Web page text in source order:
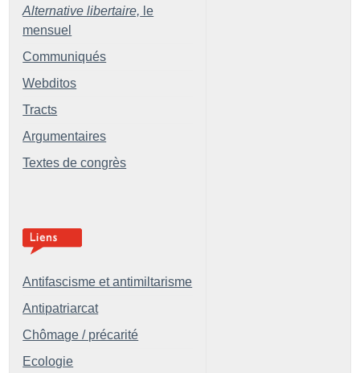
Alternative libertaire, le
mensuel
Communiqués
Webditos
Tracts
Argumentaires
Textes de congrès
Antifascisme et antimiltarisme
Antipatriarcat
Chômage / précarité
Ecologie